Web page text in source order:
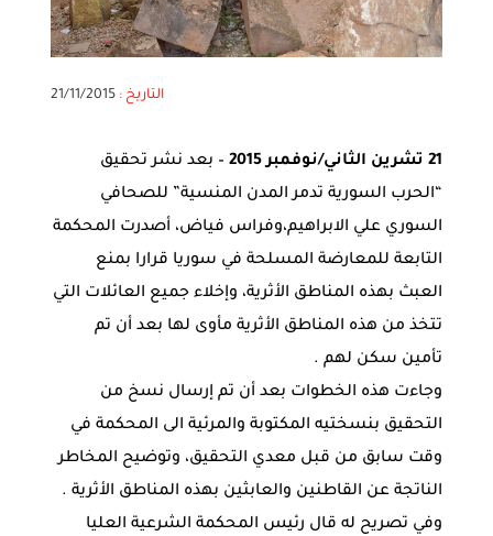
التاريخ :21/11/2015
21 تشرين الثاني/نوفمبر 2015
– بعد نشر تحقيق
“الحرب السورية تدمر المدن المنسية” للصحافي
السوري علي الابراهيم،وفراس فياض، أصدرت المحكمة
التابعة للمعارضة المسلحة في سوريا قرارا بمنع
العبث بهذه المناطق الأثرية، وإخلاء جميع العائلات التي
تتخذ من هذه المناطق الأثرية مأوى لها بعد أن تم
تأمين سكن لهم .
وجاءت هذه الخطوات بعد أن تم إرسال نسخ من
التحقيق بنسختيه المكتوبة والمرئية الى المحكمة في
وقت سابق من قبل معدي التحقيق، وتوضيح المخاطر
الناتجة عن القاطنين والعابثين بهذه المناطق الأثرية .
وفي تصريح له قال رئيس المحكمة الشرعية العليا